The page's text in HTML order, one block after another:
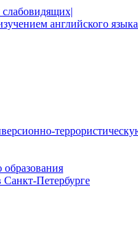
слабовидящих|
английского языка
Петербурге